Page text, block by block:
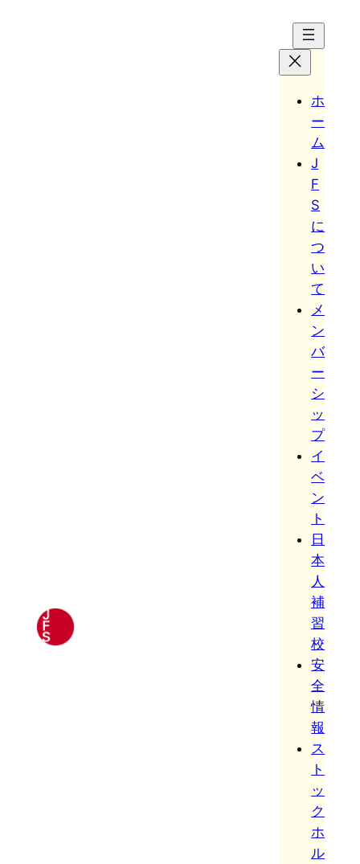
ホ
ー
ム
J
F
S
に
つ
い
て
メ
ン
バ
ー
シ
ッ
プ
イ
ベ
ン
ト
日
本
人
補
習
校
安
全
情
報
ス
ト
ッ
ク
ホ
ル